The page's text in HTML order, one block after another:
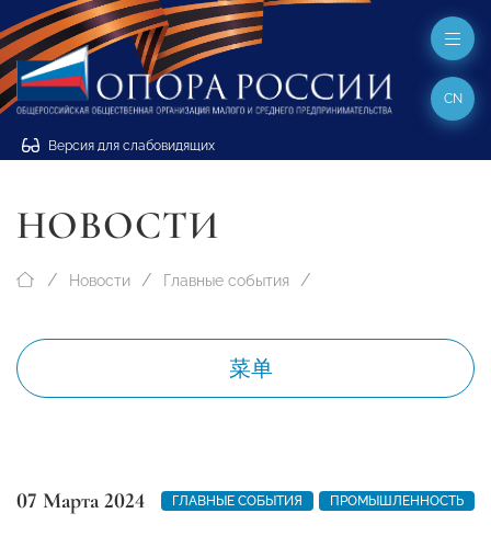
Версия для слабовидящих
CN
НОВОСТИ
Новости Главные события
菜单
07 Марта 2024 ГЛАВНЫЕ СОБЫТИЯ ПРОМЫШЛЕННОСТЬ